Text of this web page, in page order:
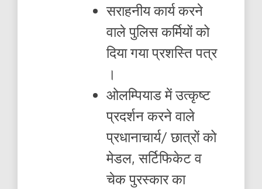
सराहनीय कार्य करने
वाले पुलिस कर्मियों को
दिया गया प्रशस्ति पत्र
।
ओलम्पियाड में उत्कृष्ट
प्रदर्शन करने वाले
प्रधानाचार्य/ छात्रों को
मेडल, सर्टिफिकेट व
चेक पुरस्कार का